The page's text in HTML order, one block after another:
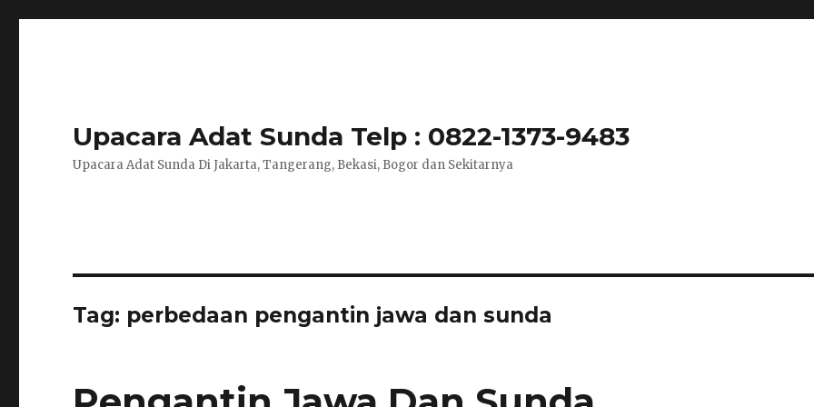
Upacara Adat Sunda Telp : 0822-1373-9483
Upacara Adat Sunda Di Jakarta, Tangerang, Bekasi, Bogor dan Sekitarnya
Tag: perbedaan pengantin jawa dan sunda